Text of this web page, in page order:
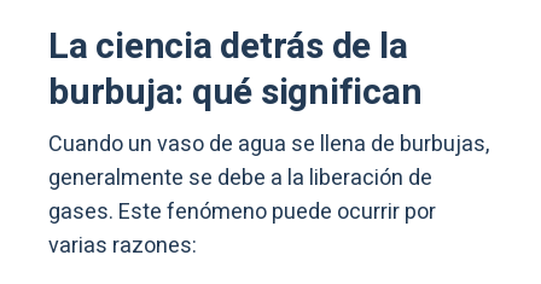
La ciencia detrás de la
burbuja: qué significan
Cuando un vaso de agua se llena de burbujas,
generalmente se debe a la liberación de
gases. Este fenómeno puede ocurrir por
varias razones: